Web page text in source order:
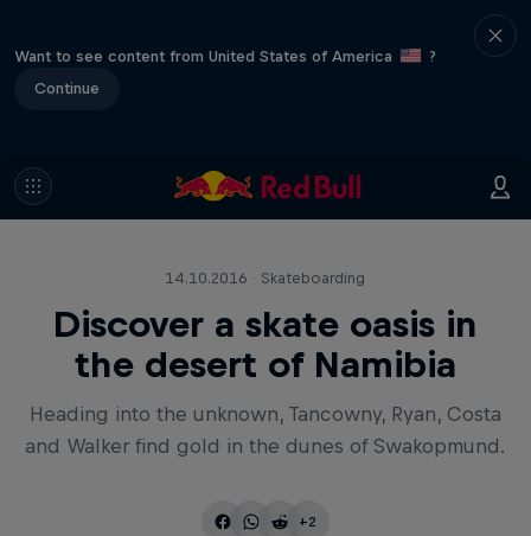
Want to see content from United States of America
?
Continue
14.10.2016 · Skateboarding
Discover a skate oasis in
the desert of Namibia
Heading into the unknown, Tancowny, Ryan, Costa
and Walker find gold in the dunes of Swakopmund.
+2